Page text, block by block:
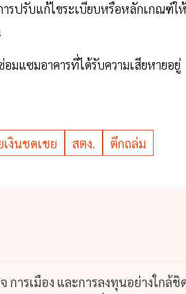
ารปรับแก้ไขระเบียบหรือหลักเกณฑ์ใ
มแซมอาคารที่ได้รับความเสียหายอยู่
เงินชดเชย สตง. ตึกถล่ม
ารเมือง และการลงทุนอย่างใกล้ชิ